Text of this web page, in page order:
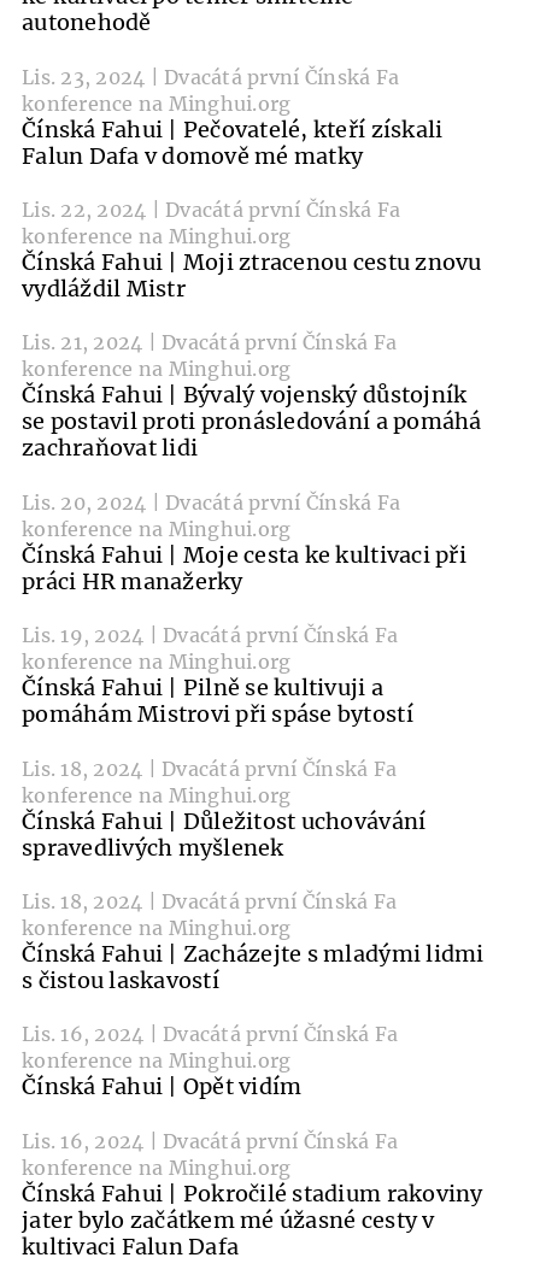
autonehodě
Lis. 23, 2024 | Dvacátá první Čínská Fa
konference na Minghui.org
Čínská Fahui | Pečovatelé, kteří získali
Falun Dafa v domově mé matky
Lis. 22, 2024 | Dvacátá první Čínská Fa
konference na Minghui.org
Čínská Fahui | Moji ztracenou cestu znovu
vydláždil Mistr
Lis. 21, 2024 | Dvacátá první Čínská Fa
konference na Minghui.org
Čínská Fahui | Bývalý vojenský důstojník
se postavil proti pronásledování a pomáhá
zachraňovat lidi
Lis. 20, 2024 | Dvacátá první Čínská Fa
konference na Minghui.org
Čínská Fahui | Moje cesta ke kultivaci při
práci HR manažerky
Lis. 19, 2024 | Dvacátá první Čínská Fa
konference na Minghui.org
Čínská Fahui | Pilně se kultivuji a
pomáhám Mistrovi při spáse bytostí
Lis. 18, 2024 | Dvacátá první Čínská Fa
konference na Minghui.org
Čínská Fahui | Důležitost uchovávání
spravedlivých myšlenek
Lis. 18, 2024 | Dvacátá první Čínská Fa
konference na Minghui.org
Čínská Fahui | Zacházejte s mladými lidmi
s čistou laskavostí
Lis. 16, 2024 | Dvacátá první Čínská Fa
konference na Minghui.org
Čínská Fahui | Opět vidím
Lis. 16, 2024 | Dvacátá první Čínská Fa
konference na Minghui.org
Čínská Fahui | Pokročilé stadium rakoviny
jater bylo začátkem mé úžasné cesty v
kultivaci Falun Dafa